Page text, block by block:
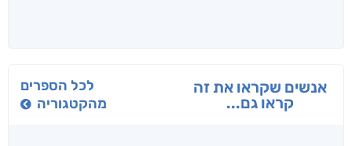
אנשים שקראו את זה
קראו גם...
לכל הספרים
מהקטגוריה